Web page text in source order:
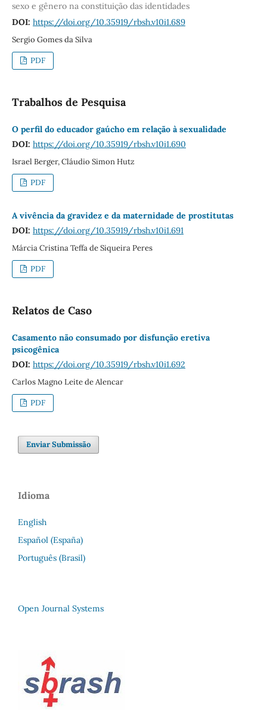
sexo e gênero na constituição das identidades
DOI: https://doi.org/10.35919/rbsh.v10i1.689
Sergio Gomes da Silva
PDF
Trabalhos de Pesquisa
O perfil do educador gaúcho em relação à sexualidade
DOI: https://doi.org/10.35919/rbsh.v10i1.690
Israel Berger, Cláudio Simon Hutz
PDF
A vivência da gravidez e da maternidade de prostitutas
DOI: https://doi.org/10.35919/rbsh.v10i1.691
Márcia Cristina Teffa de Siqueira Peres
PDF
Relatos de Caso
Casamento não consumado por disfunção eretiva
psicogênica
DOI: https://doi.org/10.35919/rbsh.v10i1.692
Carlos Magno Leite de Alencar
PDF
Enviar Submissão
Idioma
English
Español (España)
Português (Brasil)
Open Journal Systems